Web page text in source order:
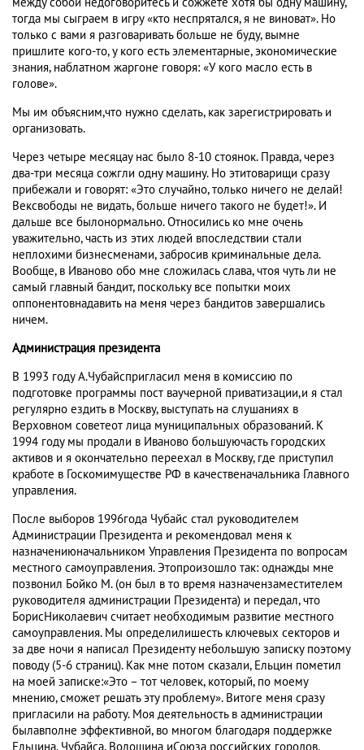
тогда мы сыграем в игру «кто неспрятался, я не виноват». Но
только с вами я разговаривать больше не буду, вымне
пришлите кого-то, у кого есть элементарные, экономические
знания, наблатном жаргоне говоря: «У кого масло есть в
голове».
Мы им объясним,что нужно сделать, как зарегистрировать и
организовать.
Через четыре месяцау нас было 8-10 стоянок. Правда, через
два-три месяца сожгли одну машину. Но этитоварищи сразу
прибежали и говорят: «Это случайно, только ничего не делай!
Вексвободы не видать, больше ничего такого не будет!». И
дальше все былонормально. Относились ко мне очень
уважительно, часть из этих людей впоследствии стали
неплохими бизнесменами, забросив криминальные дела.
Вообще, в Иваново обо мне сложилась слава, чтоя чуть ли не
самый главный бандит, поскольку все попытки моих
оппонентовнадавить на меня через бандитов завершались
ничем.
Администрация президента
В 1993 году А.Чубайспригласил меня в комиссию по
подготовке программы пост ваучерной приватизации,и я стал
регулярно ездить в Москву, выступать на слушаниях в
Верховном советеот лица муниципальных образований. К
1994 году мы продали в Иваново большуючасть городских
активов и я окончательно переехал в Москву, где приступил
кработе в Госкомимуществе РФ в качественачальника Главного
управления.
После выборов 1996года Чубайс стал руководителем
Администрации Президента и рекомендовал меня к
назначениюначальником Управления Президента по вопросам
местного самоуправления. Этопроизошло так: однажды мне
позвонил Бойко М. (он был в то время назначензаместителем
руководителя администрации Президента) и передал, что
БорисНиколаевич считает необходимым развитие местного
самоуправления. Мы определилишесть ключевых секторов и
за две ночи я написал Президенту небольшую записку поэтому
поводу (5-6 страниц). Как мне потом сказали, Ельцин пометил
на моей записке:«Это – тот человек, который, по моему
мнению, сможет решать эту проблему». Витоге меня сразу
пригласили на работу. Моя деятельность в администрации
былавполне эффективной, во многом благодаря поддержке
Ельцина, Чубайса, Волошина иСоюза российских городов.